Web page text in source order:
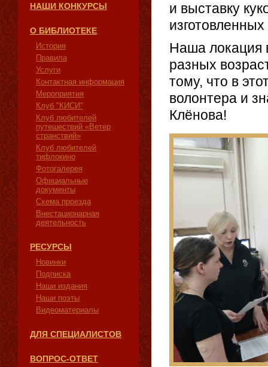
НАШИ КОНКУРСЫ
О БИБЛИОТЕКЕ
История
Правила
Услуги
Контактная информация
Мероприятия
Клуб "КИСИ"
Клуб любителей
путешествий «Ветер
странствий»
Клуб любителей
тифлокино
Фотогалерея
Официальные
документы
Схема проезда
Внестационарная
деятельность
РЕСУРСЫ
Новинки
Подписка
Наши издания
Наши поэты
Видеоматериалы
ДЛЯ СПЕЦИАЛИСТОВ
ВОПРОС-ОТВЕТ
и выставку
Наша локация
разных
тому, что в
волонтера и
Клёнова!